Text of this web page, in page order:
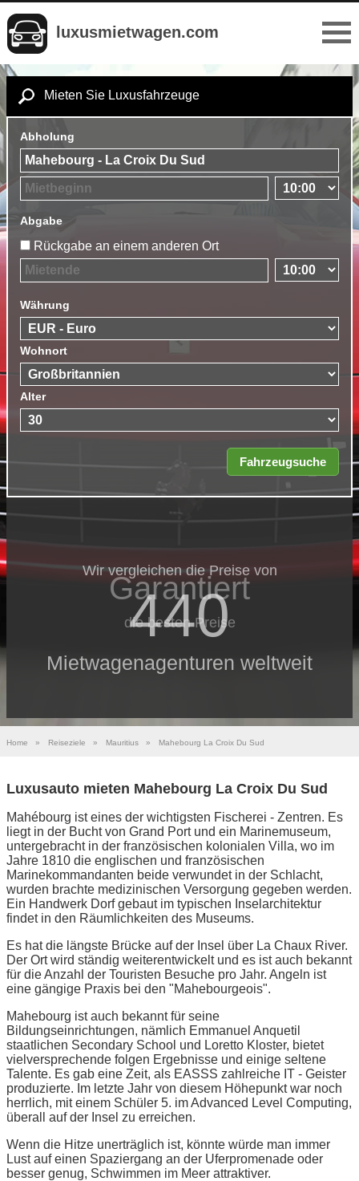
luxusmietwagen.com
Mieten Sie Luxusfahrzeuge
Abholung
Abgabe
Rückgabe an einem anderen Ort
Währung
Wohnort
Alter
Wir vergleichen die Preise von
440
Mietwagenagenturen weltweit
Garantiert
die besten Preise
Home » Reiseziele » Mauritius » Mahebourg La Croix Du Sud
Luxusauto mieten Mahebourg La Croix Du Sud
Mahébourg ist eines der wichtigsten Fischerei - Zentren. Es
liegt in der Bucht von Grand Port und ein Marinemuseum,
untergebracht in der französischen kolonialen Villa, wo im
Jahre 1810 die englischen und französischen
Marinekommandanten beide verwundet in der Schlacht,
wurden brachte medizinischen Versorgung gegeben werden.
Ein Handwerk Dorf gebaut im typischen Inselarchitektur
findet in den Räumlichkeiten des Museums.
Es hat die längste Brücke auf der Insel über La Chaux River.
Der Ort wird ständig weiterentwickelt und es ist auch bekannt
für die Anzahl der Touristen Besuche pro Jahr. Angeln ist
eine gängige Praxis bei den "Mahebourgeois".
Mahebourg ist auch bekannt für seine
Bildungseinrichtungen, nämlich Emmanuel Anquetil
staatlichen Secondary School und Loretto Kloster, bietet
vielversprechende folgen Ergebnisse und einige seltene
Talente. Es gab eine Zeit, als EASSS zahlreiche IT - Geister
produzierte. Im letzte Jahr von diesem Höhepunkt war noch
herrlich, mit einem Schüler 5. im Advanced Level Computing,
überall auf der Insel zu erreichen.
Wenn die Hitze unerträglich ist, könnte würde man immer
Lust auf einen Spaziergang an der Uferpromenade oder
besser genug, Schwimmen im Meer attraktiver.